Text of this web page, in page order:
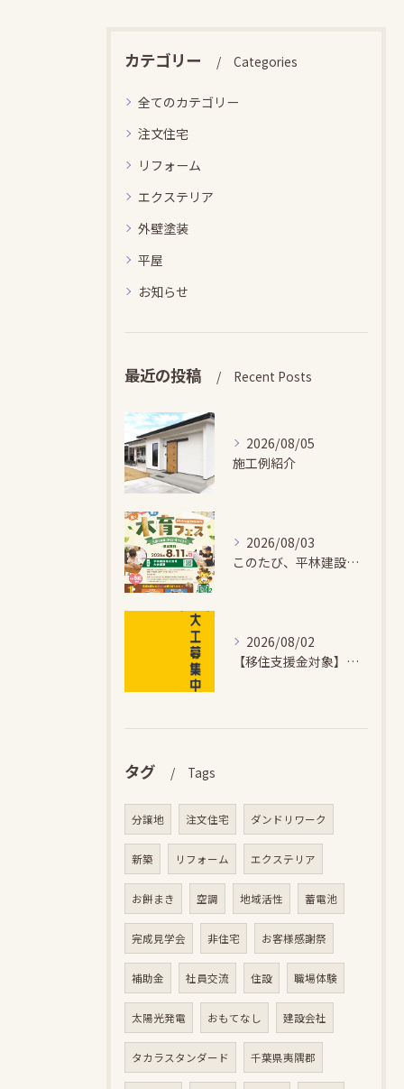
カテゴリー Categories
全てのカテゴリー
注文住宅
リフォーム
エクステリア
外壁塗装
平屋
お知らせ
最近の投稿 Recent Posts
2026/08/05
施工例紹介
2026/08/03
このたび、平林建設では、お子さまが木とふれあい・木について学...
2026/08/02
【移住支援金対象】【未経験歓迎】大多喜町で「見えないところも...
タグ Tags
分譲地 注文住宅 ダンドリワーク
新築 リフォーム エクステリア
お餅まき 空調 地域活性 蓄電池
完成見学会 非住宅 お客様感謝祭
補助金 社員交流 住設 職場体験
太陽光発電 おもてなし 建設会社
タカラスタンダード 千葉県夷隅郡